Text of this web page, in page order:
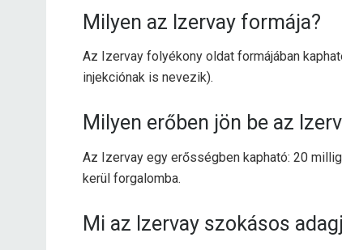
Milyen az Izervay formája?
Az Izervay folyékony oldat formájában
injekciónak is nevezik).
Milyen erőben jön be az
Az Izervay egy erősségben kapható: 20
kerül forgalomba.
Mi az Izervay szokásos